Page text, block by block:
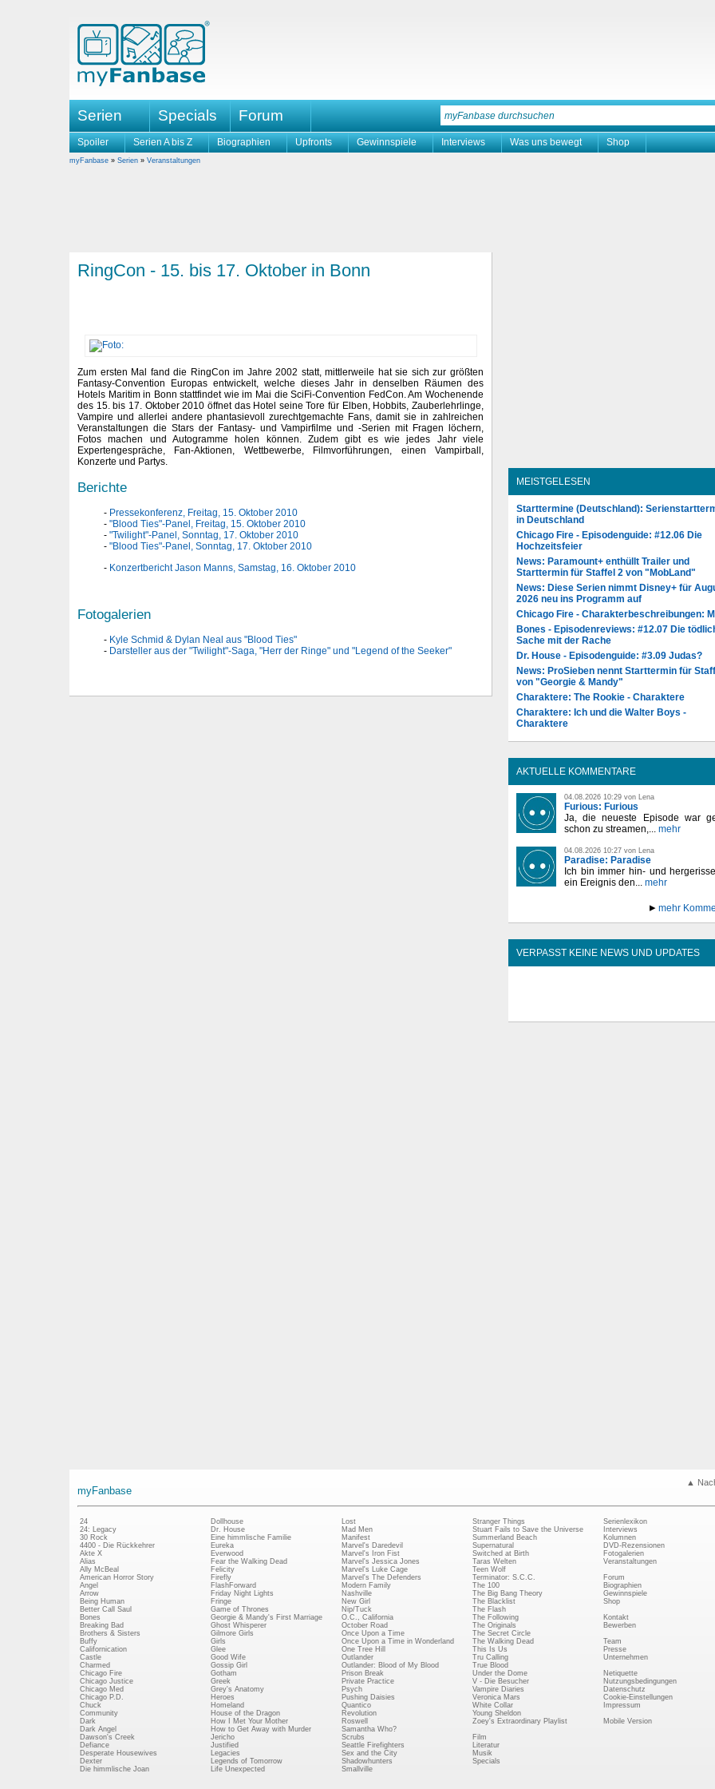
Serien Specials Forum
Spoiler Serien A bis Z Biographien Upfronts Gewinnspiele Interviews Was uns bewegt Shop
myFanbase » Serien » Veranstaltungen
RingCon - 15. bis 17. Oktober in Bonn
Zum ersten Mal fand die RingCon im Jahre 2002 statt, mittlerweile hat sie sich zur größten
Fantasy-Convention Europas entwickelt, welche dieses Jahr in denselben Räumen des
Hotels Maritim in Bonn stattfindet wie im Mai die SciFi-Convention FedCon. Am Wochenende
des 15. bis 17. Oktober 2010 öffnet das Hotel seine Tore für Elben, Hobbits, Zauberlehrlinge,
Vampire und allerlei andere phantasievoll zurechtgemachte Fans, damit sie in zahlreichen
Veranstaltungen die Stars der Fantasy- und Vampirfilme und -Serien mit Fragen löchern,
Fotos machen und Autogramme holen können. Zudem gibt es wie jedes Jahr viele
Expertengespräche, Fan-Aktionen, Wettbewerbe, Filmvorführungen, einen Vampirball,
Konzerte und Partys.
Berichte
Pressekonferenz, Freitag, 15. Oktober 2010
"Blood Ties"-Panel, Freitag, 15. Oktober 2010
"Twilight"-Panel, Sonntag, 17. Oktober 2010
"Blood Ties"-Panel, Sonntag, 17. Oktober 2010
Konzertbericht Jason Manns, Samstag, 16. Oktober 2010
Fotogalerien
Kyle Schmid & Dylan Neal aus "Blood Ties"
Darsteller aus der "Twilight"-Saga, "Herr der Ringe" und "Legend of the Seeker"
MEISTGELESEN
Starttermine (Deutschland):
in Deutschland
Chicago Fire - Episodenguide: #12.06 Die
Hochzeitsfeier
News: Paramount+ enthüllt Trailer und
Starttermin für Staffel 2 von "MobLand"
News: Diese Serien nimmt Disney+ für
2026 neu ins Programm auf
Chicago Fire - Charakterbeschreibungen:
Bones - Episodenreviews: #12.07 Die
Sache mit der Rache
Dr. House - Episodenguide: #3.09 Judas?
News: ProSieben nennt Starttermin für
von "Georgie & Mandy"
Charaktere: The Rookie - Charaktere
Charaktere: Ich und die Walter Boys -
Charaktere
AKTUELLE KOMMENTARE
04.08.2026 10:29 von Lena
Furious: Furious
Ja, die neueste Episode war
schon zu streamen,... mehr
04.08.2026 10:27 von Lena
Paradise: Paradise
Ich bin immer hin- und
ein Ereignis den... mehr
mehr
VERPASST KEINE NEWS UND UPDATES
▲
myFanbase
24
24: Legacy
30 Rock
4400 - Die Rückkehrer
Akte X
Alias
Ally McBeal
American Horror Story
Angel
Arrow
Being Human
Better Call Saul
Bones
Breaking Bad
Brothers & Sisters
Buffy
Californication
Castle
Charmed
Chicago Fire
Chicago Justice
Chicago Med
Chicago P.D.
Chuck
Community
Dark
Dark Angel
Dawson's Creek
Defiance
Desperate Housewives
Dexter
Die himmlische Joan
Dollhouse
Dr. House
Eine himmlische Familie
Eureka
Everwood
Fear the Walking Dead
Felicity
Firefly
FlashForward
Friday Night Lights
Fringe
Game of Thrones
Georgie & Mandy's First Marriage
Ghost Whisperer
Gilmore Girls
Girls
Glee
Good Wife
Gossip Girl
Gotham
Greek
Grey's Anatomy
Heroes
Homeland
House of the Dragon
How I Met Your Mother
How to Get Away with Murder
Jericho
Justified
Legacies
Legends of Tomorrow
Life Unexpected
Lost
Mad Men
Manifest
Marvel's Daredevil
Marvel's Iron Fist
Marvel's Jessica Jones
Marvel's Luke Cage
Marvel's The Defenders
Modern Family
Nashville
New Girl
Nip/Tuck
O.C., California
October Road
Once Upon a Time
Once Upon a Time in Wonderland
One Tree Hill
Outlander
Outlander: Blood of My Blood
Prison Break
Private Practice
Psych
Pushing Daisies
Quantico
Revolution
Roswell
Samantha Who?
Scrubs
Seattle Firefighters
Sex and the City
Shadowhunters
Smallville
Stranger Things
Stuart Fails to Save the Universe
Summerland Beach
Supernatural
Switched at Birth
Taras Welten
Teen Wolf
Terminator: S.C.C.
The 100
The Big Bang Theory
The Blacklist
The Flash
The Following
The Originals
The Secret Circle
The Walking Dead
This Is Us
Tru Calling
True Blood
Under the Dome
V - Die Besucher
Vampire Diaries
Veronica Mars
White Collar
Young Sheldon
Zoey's Extraordinary Playlist
Film
Literatur
Musik
Specials
Serienlexikon
Interviews
Kolumnen
DVD-Rezensionen
Fotogalerien
Veranstaltungen
Forum
Biographien
Gewinnspiele
Shop
Kontakt
Bewerben
Team
Presse
Unternehmen
Netiquette
Nutzungsbedingungen
Datenschutz
Cookie-Einstellungen
Impressum
Mobile Version